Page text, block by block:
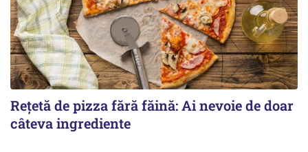
Rețetă de pizza fără făină: Ai nevoie de doar
câteva ingrediente